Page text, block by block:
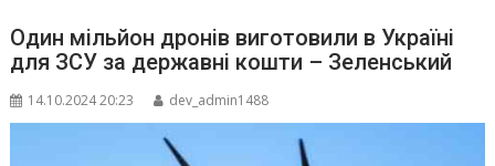
Один мільйон дронів виготовили в Україні
для ЗСУ за державні кошти – Зеленський
14.10.2024 20:23 dev_admin1488